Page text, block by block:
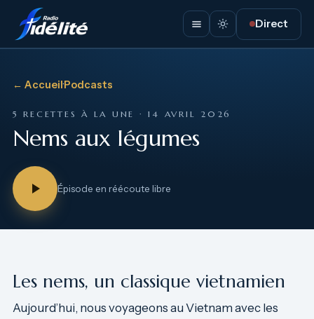
Direct
← Accueil·Podcasts
5 RECETTES À LA UNE · 14 AVRIL 2026
Nems aux légumes
Épisode en réécoute libre
Les nems, un classique vietnamien
Aujourd’hui, nous voyageons au Vietnam avec les